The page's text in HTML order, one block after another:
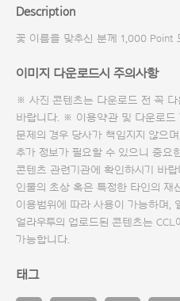
Description
꽃 이름을 맞추신 분께 1,000 Point
이미지 다운로드시 주의사항
※ 사진 콘텐츠는 다운로드 전 꼭
바랍니다. ※ 이용약관 및 다운로드
문제의 경우 당사가 책임지지 않으
추가 정보가 필요할 수 있으니 중요
콘텐츠 관련기관에 확인하시기 바
인물의 초상 혹은 특정한 타인의 재
이용범위에 따라 사용이 가능하며,
얼라우투의 업로드된 콘텐츠는 CCL
가능합니다.
태그